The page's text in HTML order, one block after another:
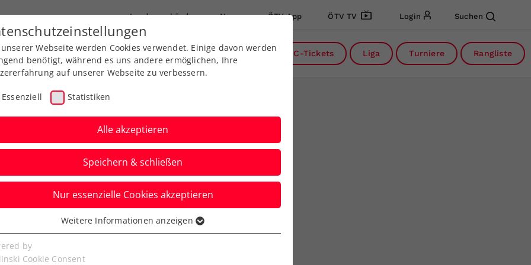
Landesverbände News ÖTV App ÖTV TV Login Suchen
Ausbildung Services Über uns DC-Tickets Liga Turniere Rangliste
ÖTV-
Nur
Webseite werden Cookies verwendet. Einige davon werden
benötigt, während es uns andere ermöglichen, Ihre
auf unserer Webseite zu verbessern.
Essenziell Statistiken
Alle akzeptieren
Speichern & schließen
Nur essenzielle Cookies akzeptieren
Cookies werden für grundlegende Funktionen der
benötigt. Dadurch ist gewährleistet, dass die Webseite
Weitere Informationen anzeigen
by
Cookie Consent